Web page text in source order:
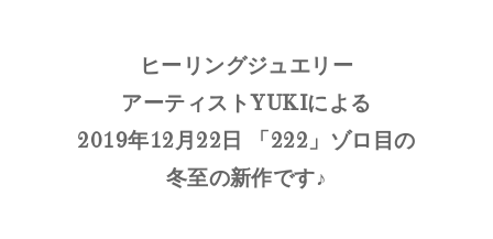
ヒーリングジュエリー
アーティストYUKIによる
2019年12月22日 「222」ゾロ目の
冬至の新作です♪